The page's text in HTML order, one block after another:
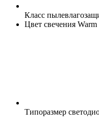
Класс
Цвет свечения
Типоразмер